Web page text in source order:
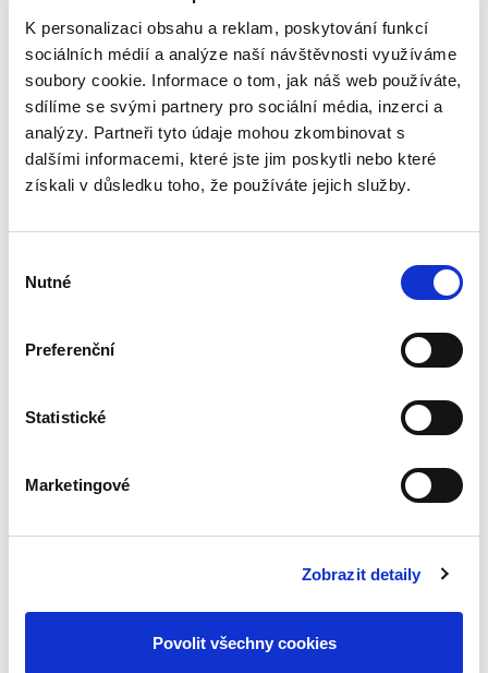
K personalizaci obsahu a reklam, poskytování funkcí
sociálních médií a analýze naší návštěvnosti využíváme
soubory cookie. Informace o tom, jak náš web používáte,
sdílíme se svými partnery pro sociální média, inzerci a
analýzy. Partneři tyto údaje mohou zkombinovat s
dalšími informacemi, které jste jim poskytli nebo které
získali v důsledku toho, že používáte jejich služby.
souhlasu
Nutné
Preferenční
Statistické
Marketingové
Zobrazit detaily
Povolit všechny cookies
340,00 Kč
Téma procesního společenství představuje v
rámci civilního procesního práva oblast s
bohatou doktrinální tradicí, zejména pokud jde
o jeho podobu v nalézacím sporném řízení.
Naproti tomu jeho...
povinnosti nahradit újmu způsobenou zvířetem